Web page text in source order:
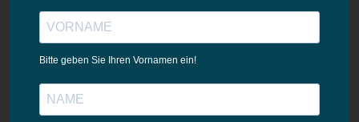
Bitte geben Sie Ihren Vornamen ein!